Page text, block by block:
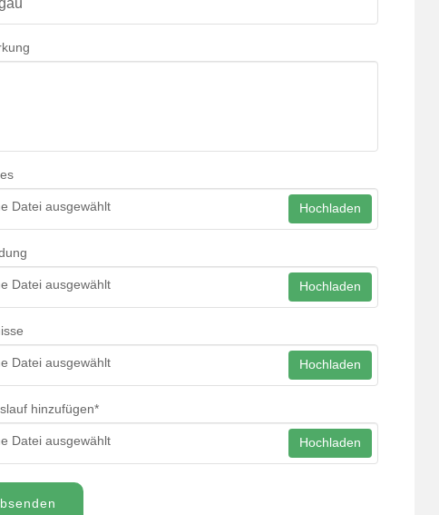
Datei ausgewählt Hochladen
Datei ausgewählt Hochladen
Datei ausgewählt Hochladen
hinzufügen*
Datei ausgewählt Hochladen